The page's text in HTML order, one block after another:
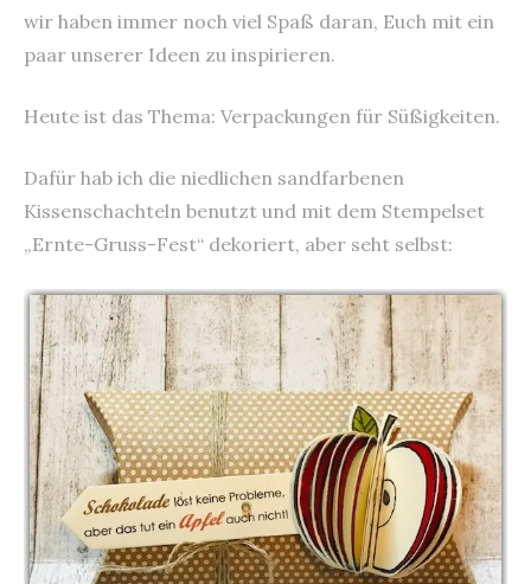
wir haben immer noch viel Spaß daran, Euch mit ein
paar unserer Ideen zu inspirieren.
Heute ist das Thema: Verpackungen für Süßigkeiten.
Dafür hab ich die niedlichen sandfarbenen
Kissenschachteln benutzt und mit dem Stempelset
„Ernte-Gruss-Fest“ dekoriert, aber seht selbst: